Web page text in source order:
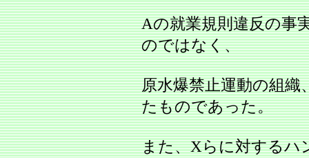
Aの就業規則違反の事
のではなく、
原水爆禁止運動の組織
たものであった。
また、Xらに対するハ